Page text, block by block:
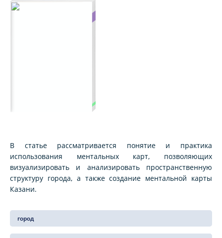
В статье рассматривается понятие и практика
использования ментальных карт, позволяющих
визуализировать и анализировать пространственную
структуру города, а также создание ментальной карты
Казани.
город